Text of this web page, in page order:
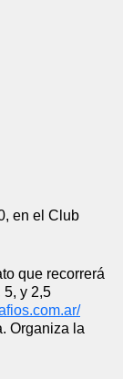
en el Club
que recorrerá
5, y 2,5
Organiza la